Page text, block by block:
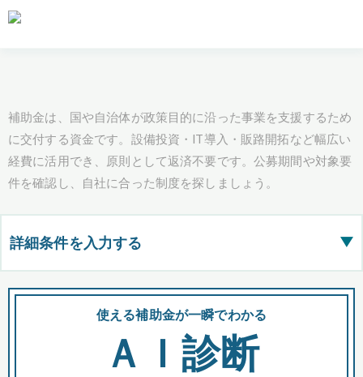
補助金は、国や自治体が政策目的に沿った事業を支援するため
に交付する資金です。設備投資・IT導入・販路開拓など幅広い
経費に活用でき、原則として返済不要です。公募期間や対象要
件を確認し、自社に合った制度を探しましょう。
詳細条件を入力する ▶
都道府県
全国の検索結果を含めて表示
使える補助金が一瞬でわかる
ＡＩ診断